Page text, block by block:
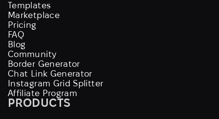
Templates
Marketplace
Pricing
FAQ
Blog
Community
Border Generator
Chat Link Generator
Instagram Grid Splitter
Affiliate Program
PRODUCTS